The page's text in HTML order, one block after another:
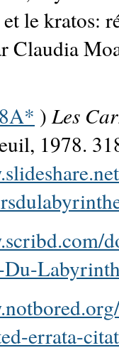
le kratos:
Claudia
)Les
1978.
errata-